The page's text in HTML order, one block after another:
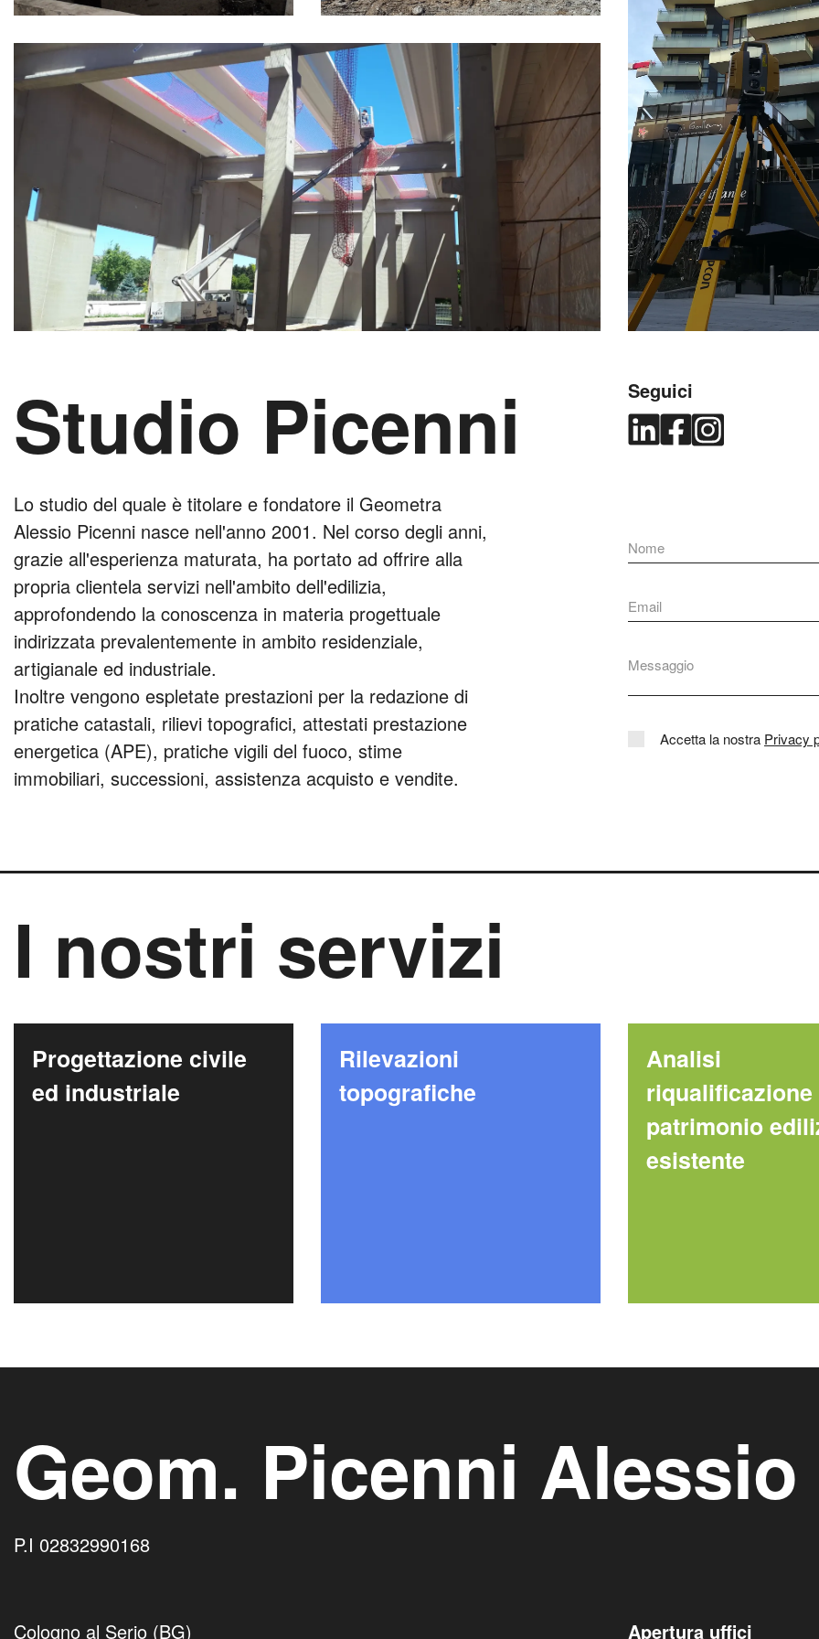
Studio Picenni
Lo studio del quale è titolare e fondatore il Geometra
Alessio Picenni nasce nell'anno 2001. Nel corso degli anni,
grazie all'esperienza maturata, ha portato ad offrire alla
propria clientela servizi nell'ambito dell'edilizia,
approfondendo la conoscenza in materia progettuale
indirizzata prevalentemente in ambito residenziale,
artigianale ed industriale.
Inoltre vengono espletate prestazioni per la redazione di
pratiche catastali, rilievi topografici, attestati prestazione
energetica (APE), pratiche vigili del fuoco, stime
immobiliari, successioni, assistenza acquisto e vendite.
Seguici
Accetta la nostra Privacy
I nostri servizi
Progettazione civile
ed industriale
Rilevazioni
topografiche
Analisi
riqualificazione
patrimonio
esistente
Geom. Picenni Alessio
P.I 02832990168
Cologno al Serio (BG) Apertura uffici